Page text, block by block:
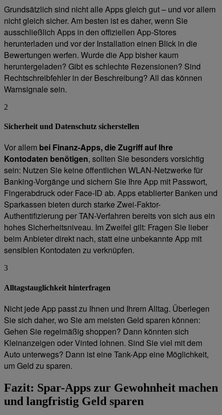
Grundsätzlich sind nicht alle Apps gleich gut – und vor allem
nicht gleich sicher. Am besten ist es daher, wenn Sie
ausschließlich Apps in den offiziellen App-Stores
herunterladen und vor der Installation einen Blick in die
Bewertungen werfen. Wurde die App bisher kaum
heruntergeladen? Gibt es schlechte Rezensionen? Sind
Rechtschreibfehler in der Beschreibung? All das können
Warnsignale sein.
2
Sicherheit und Datenschutz sicherstellen
Vor allem bei Finanz-Apps, die Zugriff auf Ihre
Kontodaten benötigen, sollten Sie besonders vorsichtig
sein: Nutzen Sie keine öffentlichen WLAN-Netzwerke für
Banking-Vorgänge und sichern Sie Ihre App mit Passwort,
Fingerabdruck oder Face-ID ab. Apps etablierter Banken und
Sparkassen bieten durch starke Zwei-Faktor-
Authentifizierung per TAN-Verfahren bereits von sich aus ein
hohes Sicherheitsniveau. Im Zweifel gilt: Fragen Sie lieber
beim Anbieter direkt nach, statt eine unbekannte App mit
sensiblen Kontodaten zu verknüpfen.
3
Alltagstauglichkeit hinterfragen
Nicht jede App passt zu Ihnen und Ihrem Alltag. Überlegen
Sie sich daher, wo Sie am meisten Geld sparen können:
Gehen Sie regelmäßig shoppen? Dann könnten sich
Kleinanzeigen oder Vinted lohnen. Sind Sie viel mit dem
Auto unterwegs? Dann ist eine Tank-App eine Möglichkeit,
um Geld zu sparen.
Fazit: Spar-Apps zur Gewohnheit machen
und langfristig Geld sparen